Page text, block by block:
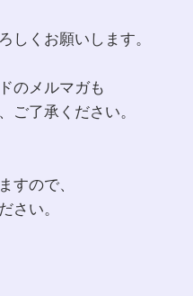
しくお願いします。
のメルマガも
ご了承ください。
すので、
さい。